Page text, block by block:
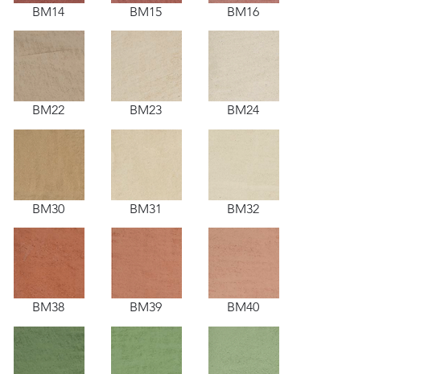
BM14
BM22
BM30
BM38
BM15
BM23
BM31
BM39
BM16
BM24
BM32
BM40